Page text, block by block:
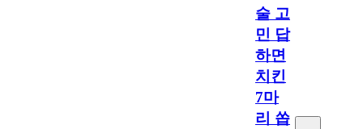
술 고
민 답
하면
치킨
7마
리 쏩